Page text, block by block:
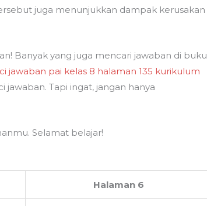
juga menunjukkan dampak kerusakan
Banyak yang juga mencari jawaban di buku
jawaban pai kelas 8 halaman 135 kurikulum
Tapi ingat, jangan hanya
Selamat belajar!
Halaman 6